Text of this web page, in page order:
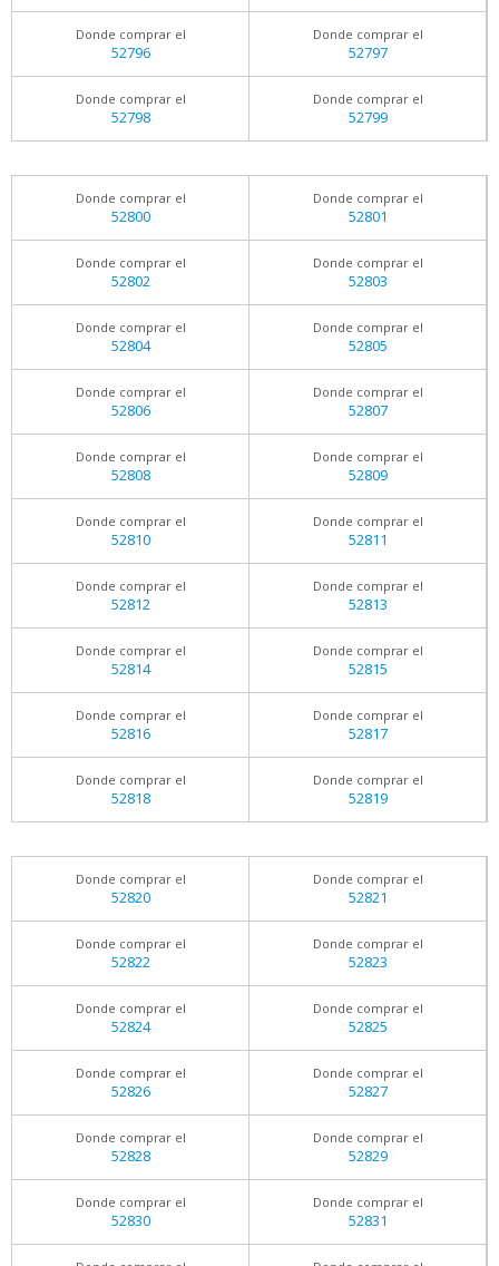
Donde comprar el
52796
Donde comprar el
52797
Donde comprar el
52798
Donde comprar el
52799
Donde comprar el
52800
Donde comprar el
52801
Donde comprar el
52802
Donde comprar el
52803
Donde comprar el
52804
Donde comprar el
52805
Donde comprar el
52806
Donde comprar el
52807
Donde comprar el
52808
Donde comprar el
52809
Donde comprar el
52810
Donde comprar el
52811
Donde comprar el
52812
Donde comprar el
52813
Donde comprar el
52814
Donde comprar el
52815
Donde comprar el
52816
Donde comprar el
52817
Donde comprar el
52818
Donde comprar el
52819
Donde comprar el
52820
Donde comprar el
52821
Donde comprar el
52822
Donde comprar el
52823
Donde comprar el
52824
Donde comprar el
52825
Donde comprar el
52826
Donde comprar el
52827
Donde comprar el
52828
Donde comprar el
52829
Donde comprar el
52830
Donde comprar el
52831